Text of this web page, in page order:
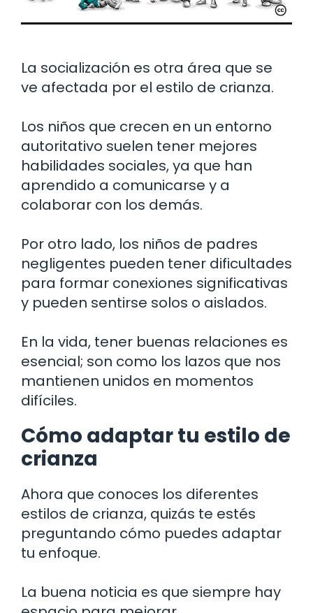
La socialización es otra área que se
ve afectada por el estilo de crianza.
Los niños que crecen en un entorno
autoritativo suelen tener mejores
habilidades sociales, ya que han
aprendido a comunicarse y a
colaborar con los demás.
Por otro lado, los niños de padres
negligentes pueden tener dificultades
para formar conexiones significativas
y pueden sentirse solos o aislados.
En la vida, tener buenas relaciones es
esencial; son como los lazos que nos
mantienen unidos en momentos
difíciles.
Cómo adaptar tu estilo de
crianza
Ahora que conoces los diferentes
estilos de crianza, quizás te estés
preguntando cómo puedes adaptar
tu enfoque.
La buena noticia es que siempre hay